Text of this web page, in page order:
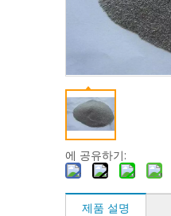
에 공유하기:
제품 설명